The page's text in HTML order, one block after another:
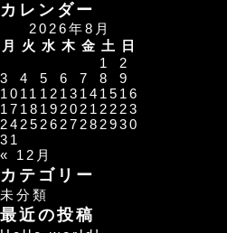
カレンダー
2026年8月
月
火 水 木 金 土
日
1
2
3
4 5 6 7 8
9
10 11 12 13 14 15 16
17 18 19 20 21 22 23
24 25 26 27 28 2930
31
« 12月
カテゴリー
未分類
最近の投稿